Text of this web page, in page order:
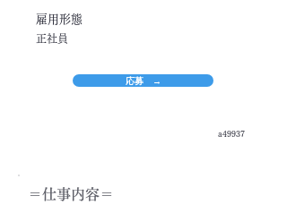
​雇用形態
正社員
応募 →
a49937
＝​仕事内容＝